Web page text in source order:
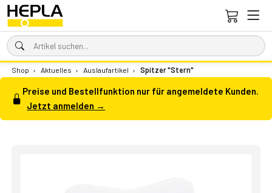
Shop › Aktuelles › Auslaufartikel › Spitzer "Stern"
Preise und Bestellfunktion nur für angemeldete Kunden.
Jetzt anmelden →